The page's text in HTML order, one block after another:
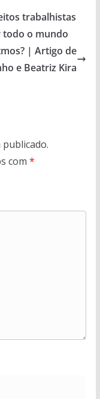
y
Li
n
k
er e
trabalhistas
todo o mundo
| Artigo de
e Beatriz Kira
com *